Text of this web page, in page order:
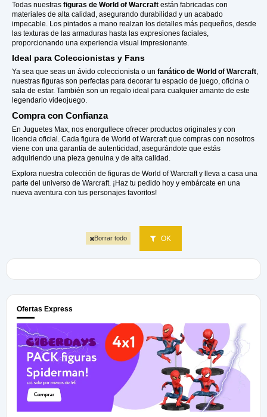
Todas nuestras figuras de World of Warcraft están fabricadas con
materiales de alta calidad, asegurando durabilidad y un acabado
impecable. Los pintados a mano realzan los detalles más pequeños, desde
las texturas de las armaduras hasta las expresiones faciales,
proporcionando una experiencia visual impresionante.
Ideal para Coleccionistas y Fans
Ya sea que seas un ávido coleccionista o un fanático de World of Warcraft
nuestras figuras son perfectas para decorar tu espacio de juego, oficina o
sala de estar. También son un regalo ideal para cualquier amante de este
legendario videojuego.
Compra con Confianza
En Juguetes Max, nos enorgullece ofrecer productos originales y con
licencia oficial. Cada figura de World of Warcraft que compras con nosotros
viene con una garantía de autenticidad, asegurándote que estás
adquiriendo una pieza genuina y de alta calidad.
Explora nuestra colección de figuras de World of Warcraft y lleva a casa una
parte del universo de Warcraft. ¡Haz tu pedido hoy y embárcate en una
nueva aventura con tus personajes favoritos!
Borrar todo OK
Ofertas Express